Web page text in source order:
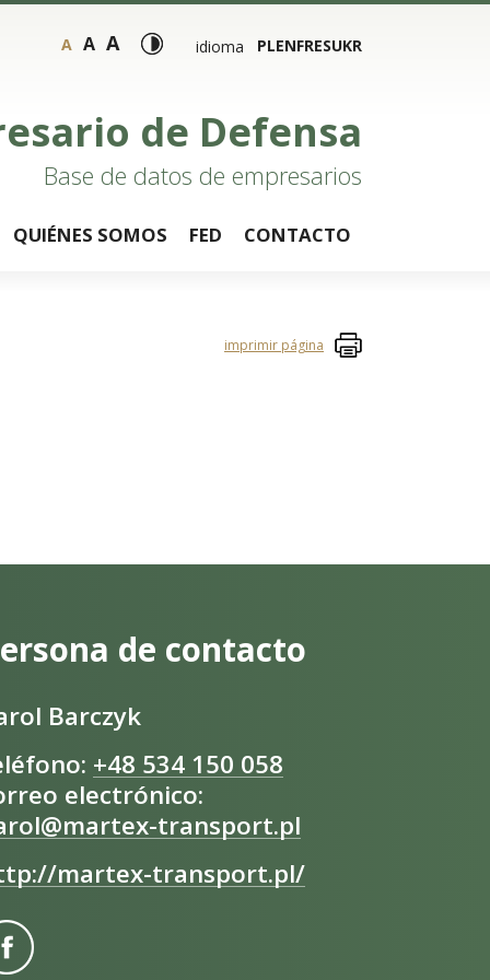
A A A idioma PLENFRESUKR
de Defensa
Base de datos de empresarios
QUIÉNES SOMOS FED CONTACTO
imprimir página
de contacto
Barczyk
+48 534 150 058
electrónico:
transport.pl
martex-transport.pl/